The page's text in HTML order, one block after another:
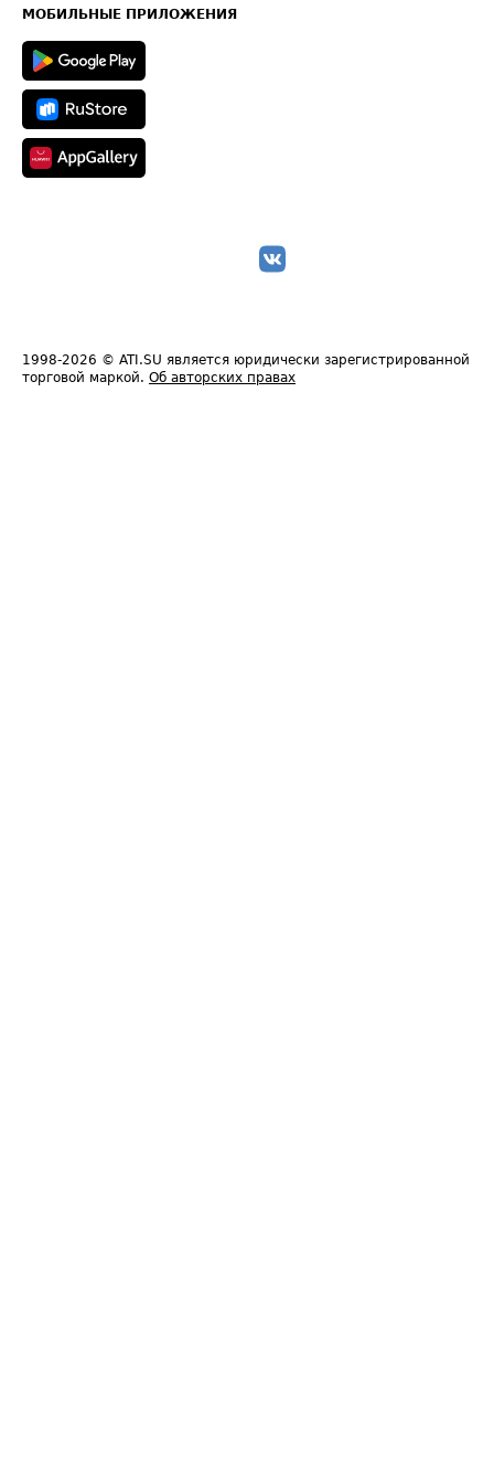
Техническая информация
МОБИЛЬНЫЕ ПРИЛОЖЕНИЯ
1998-2026 © ATI.SU является юридически зарегистрированной
торговой маркой. Об авторских правах